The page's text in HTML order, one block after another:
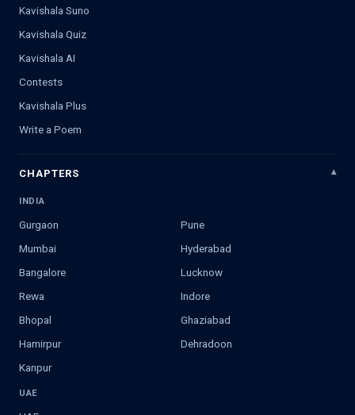
Kavishala Suno
Kavishala Quiz
Kavishala AI
Contests
Kavishala Plus
Write a Poem
CHAPTERS
INDIA
Gurgaon
Pune
Mumbai
Hyderabad
Bangalore
Lucknow
Rewa
Indore
Bhopal
Ghaziabad
Hamirpur
Dehradoon
Kanpur
UAE